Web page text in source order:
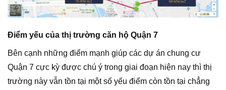
Điểm yếu của thị trường căn hộ Quận 7
Bên cạnh những điểm mạnh giúp các dự án chung cư
Quận 7 cực kỳ được chú ý trong giai đoạn hiện nay thì thị
trường này vẫn tồn tại một số yếu điểm còn tồn tại chẳng